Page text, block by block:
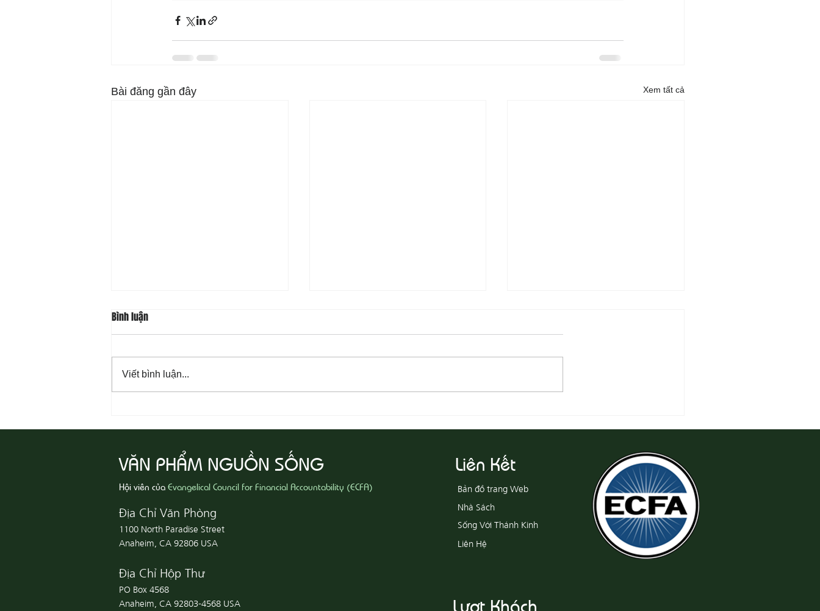
Bài đăng gần đây Xem tất cả
Khổ
Ác
Bình luận
Viết bình luận...
VĂN PHẨM NGUỒN SỐNG
Hội viên củaEvangelical Council for Financial Accountability (ECFA)
Địa Chỉ Văn Phòng
1100 North Paradise Street
Anaheim, CA 92806 USA
Địa Chỉ Hộp Thư
PO Box 4568
Anaheim, CA 92803-4568 USA
Liên Kết
Bản đồ trang Web
Nhà Sách
Sống Với Thánh Kinh
Liên Hệ
Lượt Khách